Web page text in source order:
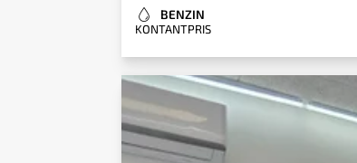
KONTANTPRIS
BENZIN